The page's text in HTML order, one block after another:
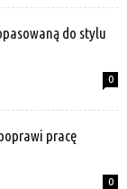
do stylu
0
pracę
0